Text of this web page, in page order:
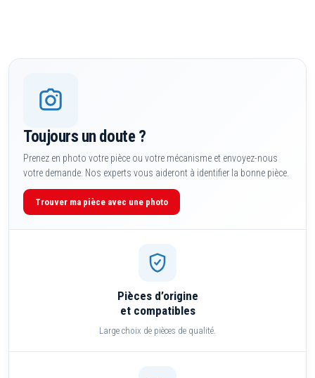
Toujours un doute ?
Prenez en photo votre pièce ou votre mécanisme et envoyez-nous
votre demande. Nos experts vous aideront à identifier la bonne pièce.
Trouver ma pièce avec une photo
Pièces d’origine
et compatibles
Large choix de pièces de qualité.